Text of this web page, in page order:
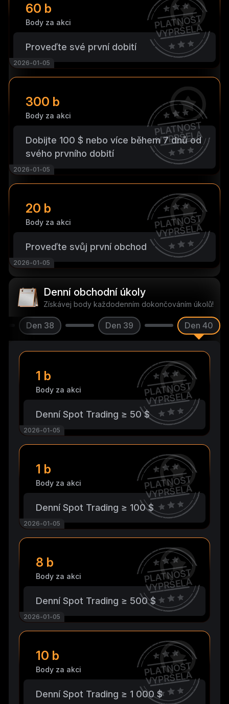
60 b
Body za akci
Proveďte své první dobití
PLATNOST
VYPRŠELA
2026-01-05
300 b
Body za akci
Dobijte 100 $ nebo více během 7 dnů od
svého prvního dobití
PLATNOST
VYPRŠELA
2026-01-05
20 b
Body za akci
Proveďte svůj první obchod
PLATNOST
VYPRŠELA
2026-01-05
Denní obchodní úkoly
Získávej body každodenním dokončováním úkolů!
Den 38 Den 39 Den 40
1 b
Body za akci
Denní Spot Trading ≥ 50 $
PLATNOST
VYPRŠELA
2026-01-05
1 b
Body za akci
Denní Spot Trading ≥ 100 $
PLATNOST
VYPRŠELA
2026-01-05
8 b
Body za akci
Denní Spot Trading ≥ 500 $
PLATNOST
VYPRŠELA
2026-01-05
10 b
Body za akci
Denní Spot Trading ≥ 1 000 $
PLATNOST
VYPRŠELA